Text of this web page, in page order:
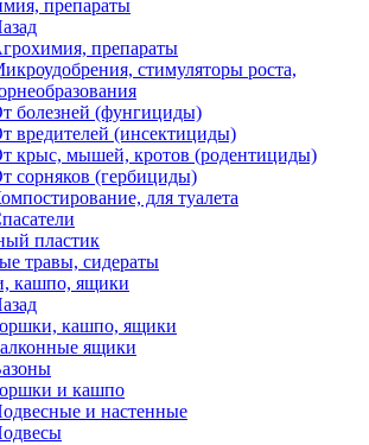
препараты
препараты
стимуляторы роста,
болезней (фунгициды)
вредителей (инсектициды)
крыс, мышей, кротов (родентициды)
сорняков (гербициды)
для туалета
пластик
травы, сидераты
кашпо, ящики
кашпо, ящики
ящики
и кашпо
и настенные